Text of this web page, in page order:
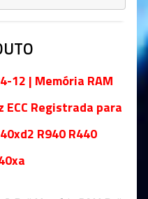
12 | Memória RAM
ECC Registrada para
R940 R440